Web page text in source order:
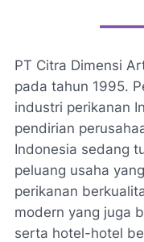
PT Citra Dimensi
pada tahun 1995.
industri perikanan
pendirian
Indonesia sedang
peluang usaha
perikanan
modern yang juga
serta hotel-hotel